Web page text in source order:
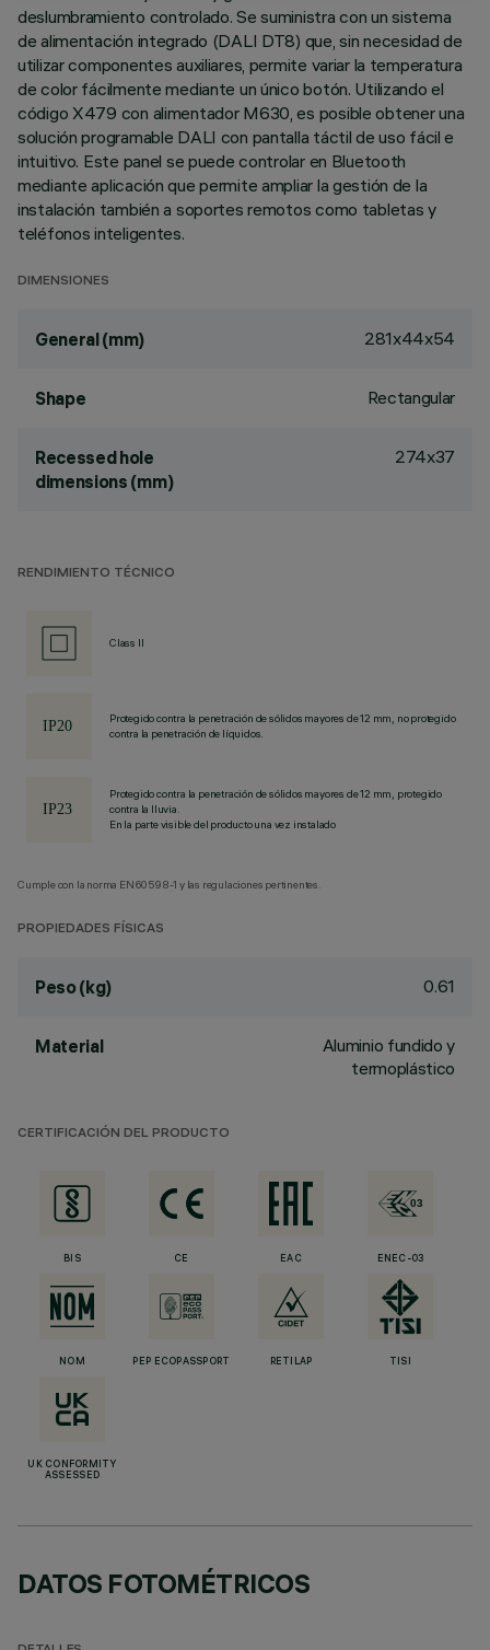
deslumbramiento controlado. Se suministra con un sistema
de alimentación integrado (DALI DT8) que, sin necesidad de
utilizar componentes auxiliares, permite variar la temperatura
de color fácilmente mediante un único botón. Utilizando el
código X479 con alimentador M630, es posible obtener una
solución programable DALI con pantalla táctil de uso fácil e
intuitivo. Este panel se puede controlar en Bluetooth
mediante aplicación que permite ampliar la gestión de la
instalación también a soportes remotos como tabletas y
teléfonos inteligentes.
DIMENSIONES
General (mm) 281x44x54
Shape Rectangular
Recessed hole
dimensions (mm)
274x37
RENDIMIENTO TÉCNICO
Class II
Protegido contra la penetración de sólidos mayores de 12 mm, no protegido
contra la penetración de líquidos.
Protegido contra la penetración de sólidos mayores de 12 mm, protegido
contra la lluvia.
En la parte visible del producto una vez instalado
Cumple con la norma EN60598-1 y las regulaciones pertinentes.
PROPIEDADES FÍSICAS
Peso (kg) 0.61
Material
Aluminio fundido y
termoplástico
CERTIFICACIÓN DEL PRODUCTO
BIS CE EAC ENEC-03
NOM PEP ECOPASSPORT RETILAP TISI
UK CONFORMITY
ASSESSED
DATOS FOTOMÉTRICOS